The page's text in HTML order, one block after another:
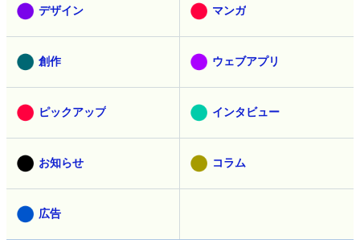
デザイン マンガ
創作 ウェブアプリ
ピックアップ インタビュー
お知らせ コラム
広告